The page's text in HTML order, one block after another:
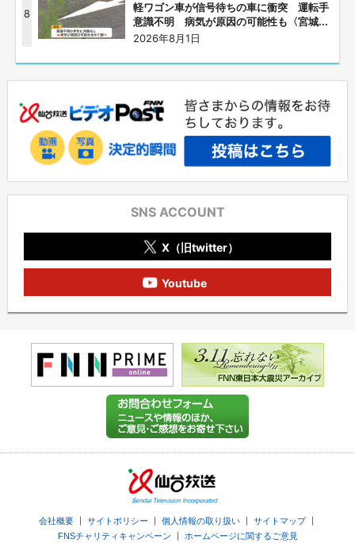
8
軽ワゴン車が信号待ちの車に衝突 運転手
意識不明 病気が原因の可能性も〈宮城...
2026年8月1日
SNS ACCOUNT
X（旧twitter）
Youtube
会社概要｜ サイトポリシー ｜ 個人情報の取り扱い｜ サイトマップ｜
FNSチャリティキャンペーン
ホームページに関するご意見